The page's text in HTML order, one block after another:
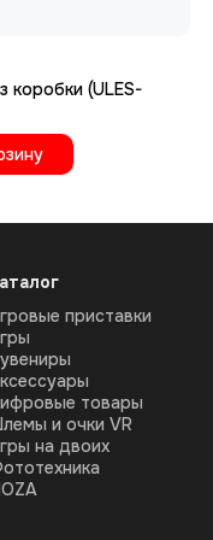
коробки (ULES-
приставки
товары
и очки VR
на двоих